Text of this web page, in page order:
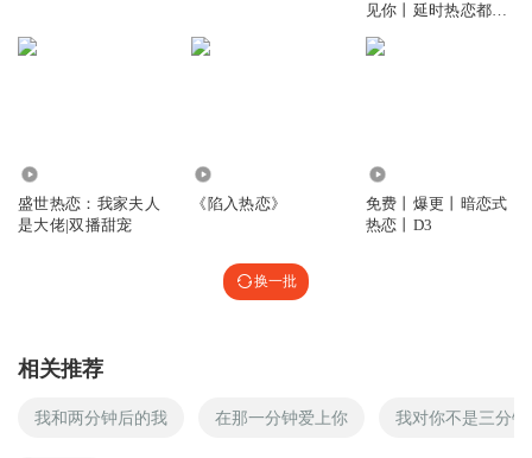
见你丨延时热恋都市
盛世热恋：我家夫人
是大佬|双播甜宠
《陷入热恋》
免费丨爆更丨暗恋式
热恋丨D3
换一批
相关推荐
我和两分钟后的我 在那一分钟爱上你 我对你不是三分钟